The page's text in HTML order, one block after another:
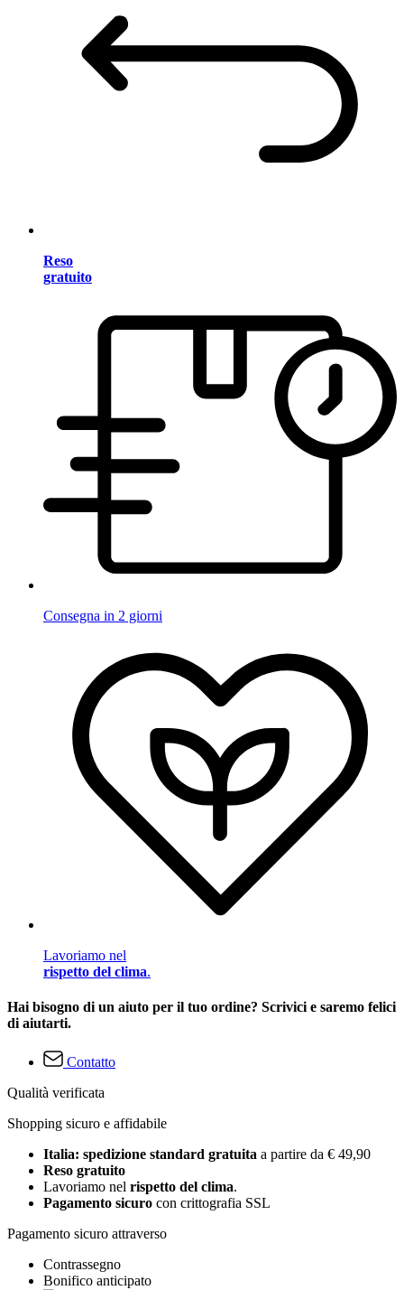
Reso
gratuito
Consegna in 2 giorni
Lavoriamo nel
rispetto del clima.
Hai bisogno di un aiuto per il tuo ordine? Scrivici e saremo felici
di aiutarti.
Contatto
Qualità verificata
Shopping sicuro e affidabile
Italia: spedizione standard gratuita a partire da € 49,90
Reso gratuito
Lavoriamo nel rispetto del clima.
Pagamento sicuro con crittografia SSL
Pagamento sicuro attraverso
Contrassegno
Bonifico anticipato